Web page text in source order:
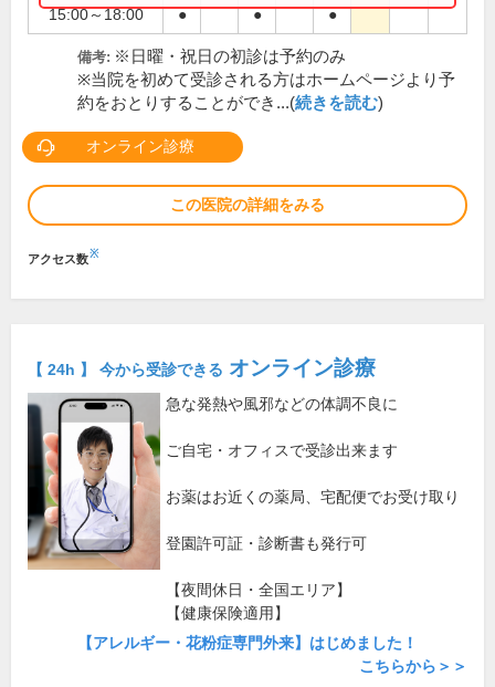
15:00～18:00 ● ● ●
備考: ※日曜・祝日の初診は予約のみ
※当院を初めて受診される方はホームページより予
約をおとりすることができ...(続きを読む)
オンライン診療
この医院の詳細をみる
アクセス数※
【 24h 】 今から受診できる オンライン診療
急な発熱や風邪などの体調不良に
ご自宅・オフィスで受診出来ます
お薬はお近くの薬局、宅配便でお受け取り
登園許可証・診断書も発行可
【夜間休日・全国エリア】
【健康保険適用】
【アレルギー・花粉症専門外来】はじめました！
こちらから＞＞